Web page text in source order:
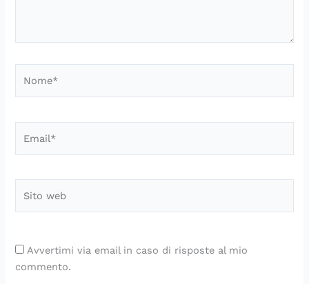
web
Avvertimi via email in caso di risposte al mio
commento.